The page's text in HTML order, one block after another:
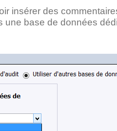
insérer des
une base de données